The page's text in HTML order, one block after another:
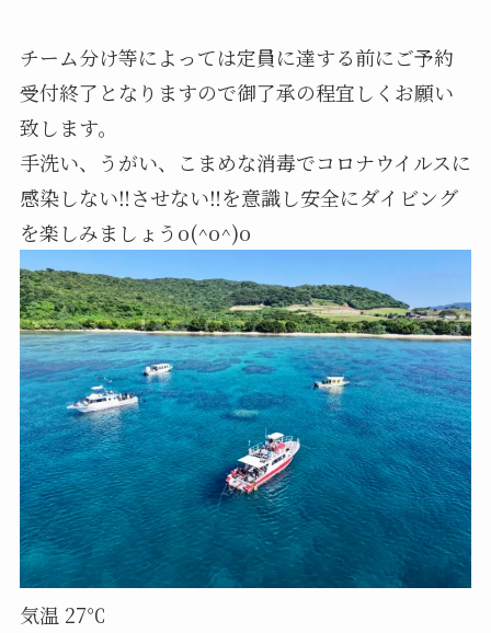
チーム分け等によっては定員に達する前にご予約
受付終了となりますので御了承の程宜しくお願い
致します。
手洗い、うがい、こまめな消毒でコロナウイルスに
感染しない‼️させない‼️を意識し安全にダイビング
を楽しみましょうo(^o^)o
気温 27℃